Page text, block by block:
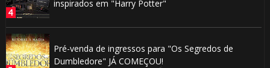
inspirados em "Harry Potter"
Pré-venda de ingressos para "Os Segredos de
Dumbledore" JÁ COMEÇOU!